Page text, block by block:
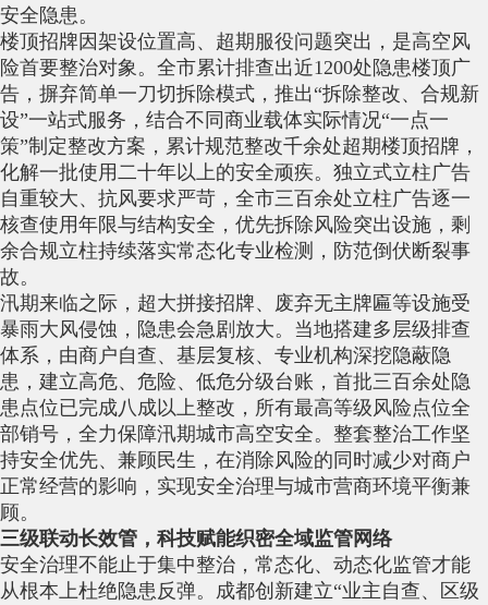
安全隐患。
楼顶招牌因架设位置高、超期服役问题突出，是高空风
险首要整治对象。全市累计排查出近1200处隐患楼顶广
告，摒弃简单一刀切拆除模式，推出“拆除整改、合规新
设”一站式服务，结合不同商业载体实际情况“一点一
策”制定整改方案，累计规范整改千余处超期楼顶招牌，
化解一批使用二十年以上的安全顽疾。独立式立柱广告
自重较大、抗风要求严苛，全市三百余处立柱广告逐一
核查使用年限与结构安全，优先拆除风险突出设施，剩
余合规立柱持续落实常态化专业检测，防范倒伏断裂事
故。
汛期来临之际，超大拼接招牌、废弃无主牌匾等设施受
暴雨大风侵蚀，隐患会急剧放大。当地搭建多层级排查
体系，由商户自查、基层复核、专业机构深挖隐蔽隐
患，建立高危、危险、低危分级台账，首批三百余处隐
患点位已完成八成以上整改，所有最高等级风险点位全
部销号，全力保障汛期城市高空安全。整套整治工作坚
持安全优先、兼顾民生，在消除风险的同时减少对商户
正常经营的影响，实现安全治理与城市营商环境平衡兼
顾。
三级联动长效管，科技赋能织密全域监管网络
安全治理不能止于集中整治，常态化、动态化监管才能
从根本上杜绝隐患反弹。成都创新建立“业主自查、区级